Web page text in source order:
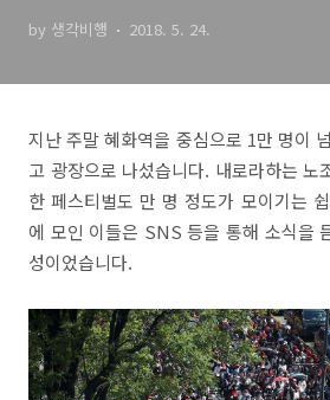
by 생각비행 2018. 5. 24.
지난 주말 혜화역을 중심으로 1만 명이
고 광장으로 나섰습니다. 내로라하는 노
한 페스티벌도 만 명 정도가 모이기는
에 모인 이들은 SNS 등을 통해 소식을
성이었습니다.